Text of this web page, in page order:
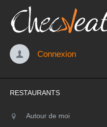
Connexion
RESTAURANTS
Autour de moi